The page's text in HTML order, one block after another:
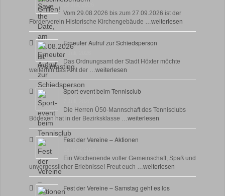
Vom 29.08.2026 bis zum 27.09.2026 ist der
Förderverein Historische Kirchengebäude …weiterlesen
Erneuter Aufruf zur Schiedsperson
8 Juli, 2026
Das Ordnungsamt der Stadt Höxter möchte
weiterhin das Amt der …weiterlesen
Sport-event beim Tennisclub
Die Herren Ü50-Mannschaft des Tennisclubs
Bödexen hat in der Bezirksklasse …weiterlesen
Fest der Vereine – Aktionen
Ein Wochenende voller Gemeinschaft, Spaß und
unvergesslicher Erlebnisse! Freut euch …weiterlesen
Fest der Vereine – Samstag geht es los